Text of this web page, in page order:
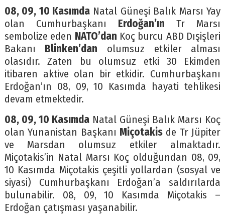
08, 09, 10 Kasımda Natal Güneşi Balık Marsı Yay
olan Cumhurbaşkanı Erdoğan’ın Tr Marsı
sembolize eden NATO’dan Koç burcu ABD Dışişleri
Bakanı Blinken’dan olumsuz etkiler alması
olasıdır. Zaten bu olumsuz etki 30 Ekimden
itibaren aktive olan bir etkidir. Cumhurbaşkanı
Erdoğan’ın 08, 09, 10 Kasımda hayati tehlikesi
devam etmektedir.
08, 09, 10 KasımdaNatal Güneşi Balık Marsı Koç
olan Yunanistan Başkanı Miçotakis de Tr Jüpiter
ve Marsdan olumsuz etkiler almaktadır.
Miçotakis’in Natal Marsı Koç olduğundan 08, 09,
10 Kasımda Miçotakis çeşitli yollardan (sosyal ve
siyasi) Cumhurbaşkanı Erdoğan’a saldırılarda
bulunabilir. 08, 09, 10 Kasımda Miçotakis –
Erdoğan çatışması yaşanabilir.